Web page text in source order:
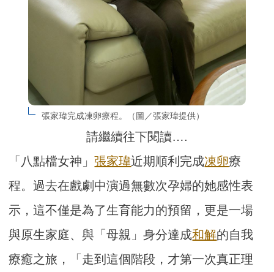
張家瑋完成凍卵療程。（圖／張家瑋提供）
請繼續往下閱讀….
「八點檔女神」張家瑋近期順利完成凍卵療
程。過去在戲劇中演過無數次孕婦的她感性表
示，這不僅是為了生育能力的預留，更是一場
與原生家庭、與「母親」身分達成和解的自我
療癒之旅，「走到這個階段，才第一次真正理